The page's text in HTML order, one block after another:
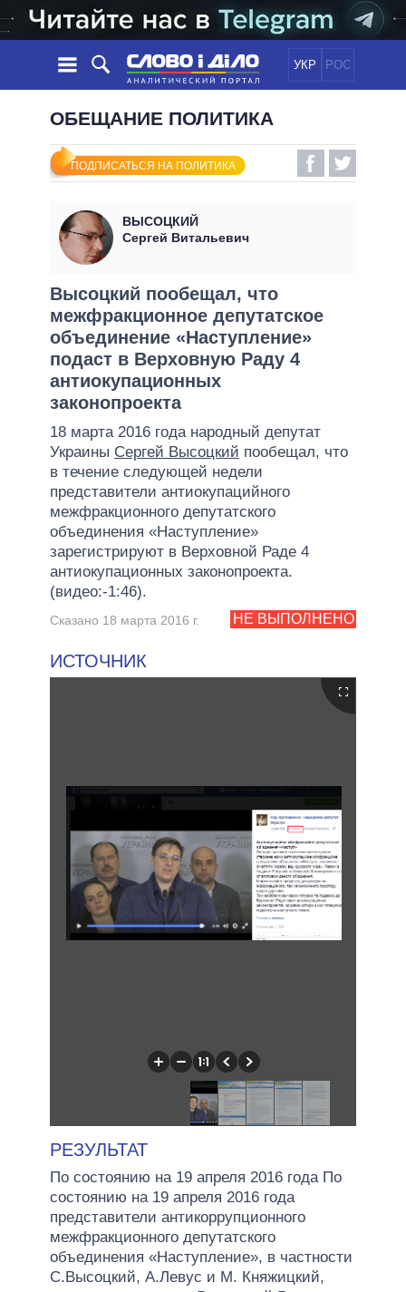
УКР РОС
НОВОСТИ
ЛЕНТА
СОБЫТИЯ
СТАТЬИ
МНЕНИЯ
ОБЗОРЫ
ДАЙДЖЕСТЫ
ПОЛИТИКА
ЭКОНОМИКА
МИР
ОБЕЩАНИЯ
ВСЕ ПОЛИТИКИ
ПРЕЗИДЕНТ И ОФИС
ВЕРХОВНАЯ РАДА
КАБИНЕТ МИНИСТРОВ
ГЛАВЫ ОБЛАДМИНИСТРАЦИЙ
МЭРЫ
ВСЕ ПЕРСОНЫ
ИНФОГРАФИКА
ПОДДЕРЖАТЬ
СРАВНЕНИЕ ПОЛИТИКОВ
ОБЕЩАНИЕ ПОЛИТИКА
ПОДПИСАТЬСЯ НА ПОЛИТИКА
ВЫСОЦКИЙ
Сергей Витальевич
Высоцкий пообещал, что
межфракционное депутатское
объединение «Наступление»
подаст в Верховную Раду 4
антиокупационных
законопроекта
18 марта 2016 года народный депутат
Украины Сергей Высоцкий пообещал, что
в течение следующей недели
представители антиокупацийного
межфракционного депутатского
объединения «Наступление»
зарегистрируют в Верховной Раде 4
антиокупационных законопроекта.
(видео:-1:46).
НЕ ВЫПОЛНЕНО
Сказано 18 марта 2016 г.
ИСТОЧНИК
РЕЗУЛЬТАТ
По состоянию на 19 апреля 2016 года По
состоянию на 19 апреля 2016 года
представители антикоррупционного
межфракционного депутатского
объединения «Наступление», в частности
C.Высоцкий, А.Левус и М. Княжицкий,